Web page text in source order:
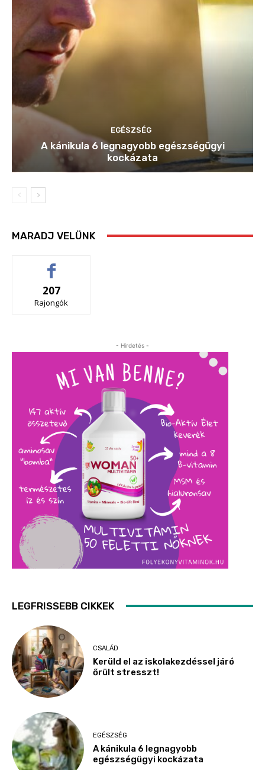
EGÉSZSÉG
A kánikula 6 legnagyobb egészségügyi
kockázata
MARADJ VELÜNK
207
Rajongók
- Hirdetés -
LEGFRISSEBB CIKKEK
CSALÁD
Kerüld el az iskolakezdéssel járó
őrült stresszt!
EGÉSZSÉG
A kánikula 6 legnagyobb
egészségügyi kockázata